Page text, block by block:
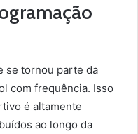
se tornou parte da
com frequência. Isso
é altamente
ao longo da